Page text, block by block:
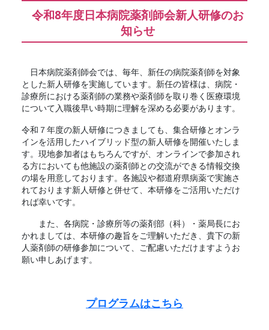
令和8年度日本病院薬剤師会新人研修のお
知らせ
日本病院薬剤師会では、毎年、新任の病院薬剤師を対象
とした新人研修を実施しています。新任の皆様は、病院・
診療所における薬剤師の業務や薬剤師を取り巻く医療環境
について入職後早い時期に理解を深める必要があります。
令和７年度の新人研修につきましても、集合研修とオンラ
インを活用したハイブリッド型の新人研修を開催いたしま
す。現地参加者はもちろんですが、オンラインで参加され
る方においても他施設の薬剤師との交流ができる情報交換
の場を用意しております。各施設や都道府県病薬で実施さ
れております新人研修と併せて、本研修をご活用いただけ
れば幸いです。
また、各病院・診療所等の薬剤部（科）・薬局長にお
かれましては、本研修の趣旨をご理解いただき、貴下の新
人薬剤師の研修参加について、ご配慮いただけますようお
願い申しあげます。
プログラムはこちら